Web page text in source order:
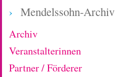
Mendelssohn-Archiv
Archiv
Veranstalterinnen
Partner / Förderer